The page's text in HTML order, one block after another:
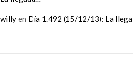
willy en Día 1.492 (15/12/13): La